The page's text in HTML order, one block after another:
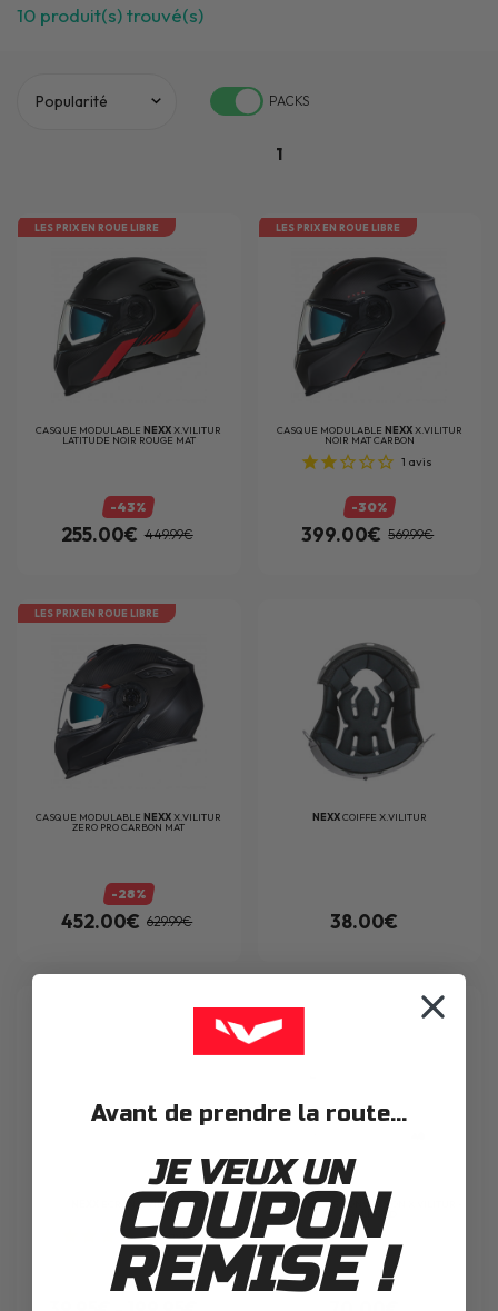
10 produit(s) trouvé(s)
PACKS
1
LES PRIX EN ROUE LIBRE
CASQUE MODULABLENEXXX.VILITUR
LATITUDE NOIR ROUGE MAT
-43%
255.00€ 449.99€
LES PRIX EN ROUE LIBRE
CASQUE MODULABLE NEXXX.VILITUR
NOIR MAT CARBON
1 avis
-30%
399.00€ 569.99€
LES PRIX EN ROUE LIBRE
CASQUE MODULABLENEXXX.VILITUR
ZERO PRO CARBON MAT
-28%
452.00€ 629.99€
NEXXCOIFFE X.VILITUR
38.00€
ECRAN X.VILITUR
1avis
NEXX
KIT DE CONVERSION X.VILITUR -
X.VILIJORD
Avant de prendre la route...
JE VEUX UN
COUPON
REMISE !